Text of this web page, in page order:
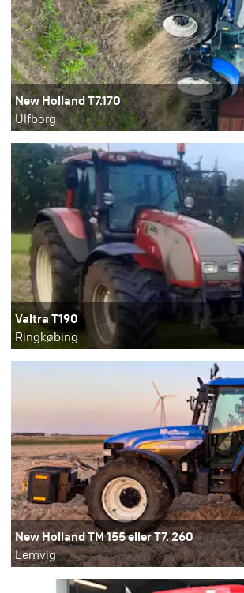
New Holland T7.170
Ulfborg
Valtra T190
Ringkøbing
New Holland TM 155 eller T7. 260
Lemvig